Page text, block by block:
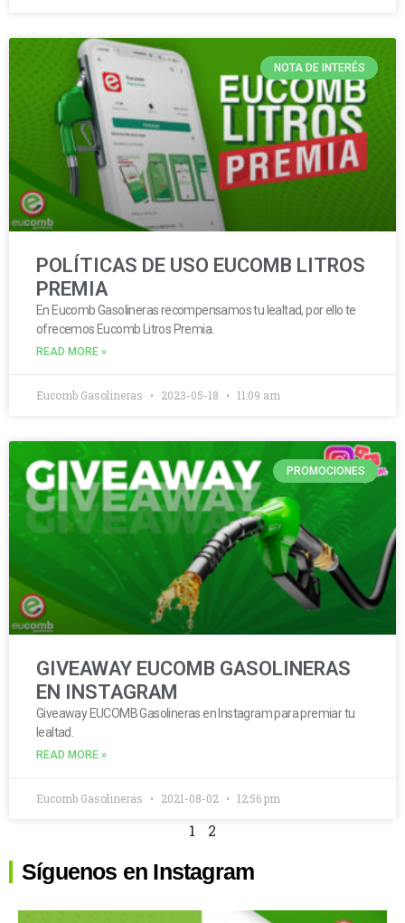
NOTA DE INTERÉS
POLÍTICAS DE USO EUCOMB LITROS
PREMIA
En Eucomb Gasolineras recompensamos tu lealtad, por ello te
ofrecemos Eucomb Litros Premia.
READ MORE »
Eucomb Gasolineras 2023-05-18 11:09 am
PROMOCIONES
GIVEAWAY EUCOMB GASOLINERAS
EN INSTAGRAM
Giveaway EUCOMB Gasolineras en Instagram para premiar tu
lealtad.
READ MORE »
Eucomb Gasolineras 2021-08-02 12:56 pm
1 2
Síguenos en Instagram